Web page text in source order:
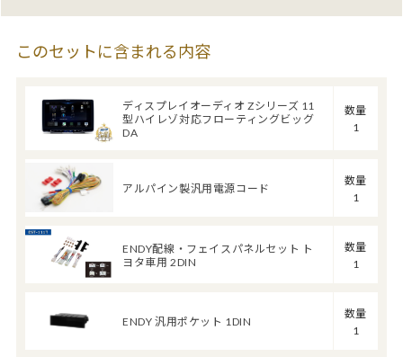
このセットに含まれる内容
ディスプレイオーディオ Zシリーズ 11
型ハイレゾ対応フローティングビッグ
DA
数量
1
アルパイン製汎用電源コード
数量
1
ENDY配線・フェイスパネルセット ト
ヨタ車用 2DIN
数量
1
ENDY 汎用ポケット 1DIN
数量
1